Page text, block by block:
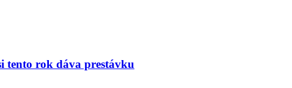
tento rok dáva prestávku